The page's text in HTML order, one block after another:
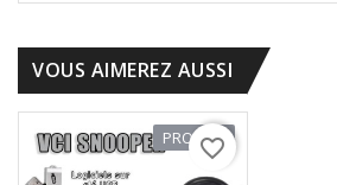
VOUS AIMEREZ AUSSI
PROMO !
favorite_border